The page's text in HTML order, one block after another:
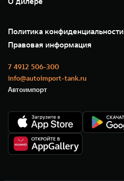
Зарядные станции
Новые цифровые сервисы TANK
Сервис
Нулевое ТО
Моторные масла
35 лет GWM
GWM ТЕХ ДЕНЬ
Новости
Политика конфиденциальности
Правовая информация
7 4912 506-300
info@autoimport-tank.ru
Автоимпорт